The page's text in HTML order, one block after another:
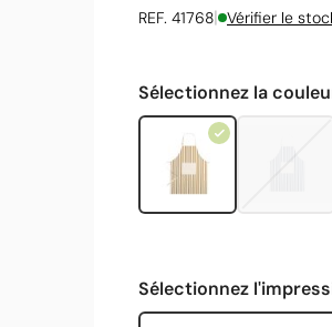
REF. 41768| Vérifier le
Sélectionnez la
Sélectionnez